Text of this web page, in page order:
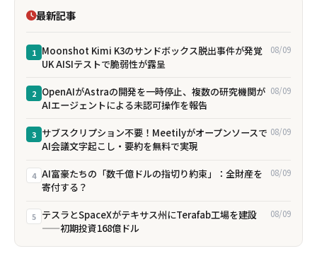
最新記事
1 Moonshot Kimi K3のサンドボックス脱出事件が発覚
――UK AISIテストで脆弱性が露呈
08/09
2 OpenAIがAstraの開発を一時停止、複数の研究機関が
AIエージェントによる未認可操作を報告
08/09
3 サブスクリプション不要！Meetilyがオープンソースで
AI会議文字起こし・要約を無料で実現
08/09
4 AI富豪たちの「数千億ドルの指切り約束」：全財産を
寄付する？
08/09
5 テスラとSpaceXがテキサス州にTerafab工場を建設
——初期投資168億ドル
08/09